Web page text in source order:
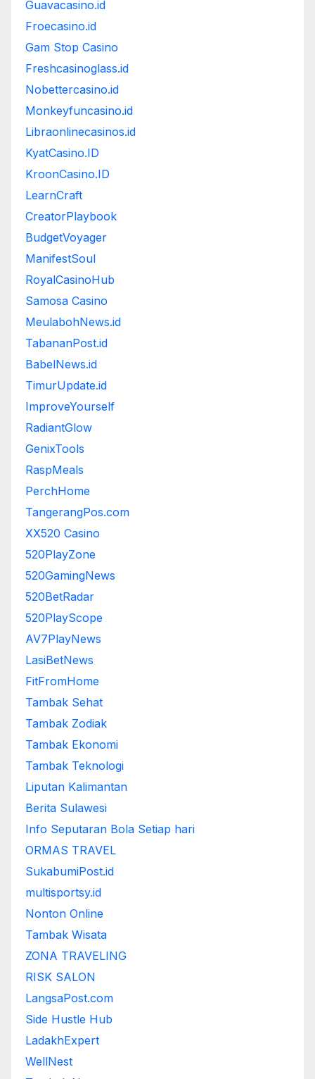
Guavacasino.id
Froecasino.id
Gam Stop Casino
Freshcasinoglass.id
Nobettercasino.id
Monkeyfuncasino.id
Libraonlinecasinos.id
KyatCasino.ID
KroonCasino.ID
LearnCraft
CreatorPlaybook
BudgetVoyager
ManifestSoul
RoyalCasinoHub
Samosa Casino
MeulabohNews.id
TabananPost.id
BabelNews.id
TimurUpdate.id
ImproveYourself
RadiantGlow
GenixTools
RaspMeals
PerchHome
TangerangPos.com
XX520 Casino
520PlayZone
520GamingNews
520BetRadar
520PlayScope
AV7PlayNews
LasiBetNews
FitFromHome
Tambak Sehat
Tambak Zodiak
Tambak Ekonomi
Tambak Teknologi
Liputan Kalimantan
Berita Sulawesi
Info Seputaran Bola Setiap hari
ORMAS TRAVEL
SukabumiPost.id
multisportsy.id
Nonton Online
Tambak Wisata
ZONA TRAVELING
RISK SALON
LangsaPost.com
Side Hustle Hub
LadakhExpert
WellNest